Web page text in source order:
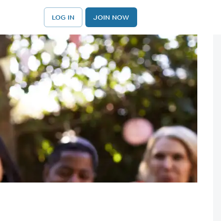
LOG IN JOIN NOW